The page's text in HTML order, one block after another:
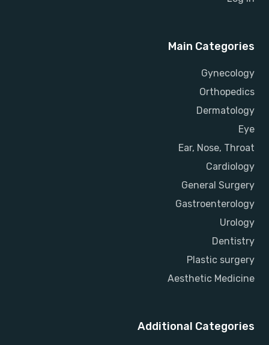
Main Categories
Gynecology
Orthopedics
Dermatology
Eye
Ear, Nose, Throat
Cardiology
General Surgery
Gastroenterology
Urology
Dentistry
Plastic surgery
Aesthetic Medicine
Additional Categories